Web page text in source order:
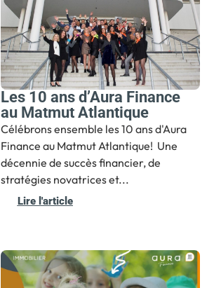
Les 10 ans d’Aura Finance
au Matmut Atlantique
Célébrons ensemble les 10 ans d'Aura
Finance au Matmut Atlantique! ️ Une
décennie de succès financier, de
stratégies novatrices et...
Lire l'article